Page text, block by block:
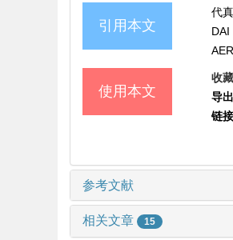
引用本文
代
使用本文
收
导
链
参考文献
相关文章 15